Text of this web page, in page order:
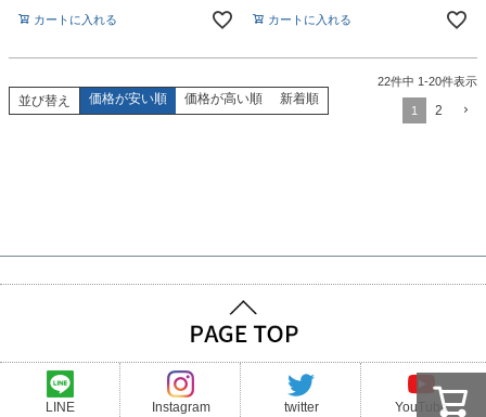
カートに入れる カートに入れる
並び替え 価格が安い順 価格が高い順 新着順
22件中 1-20件表示
1 2
LINE Instagram twitter YouTube